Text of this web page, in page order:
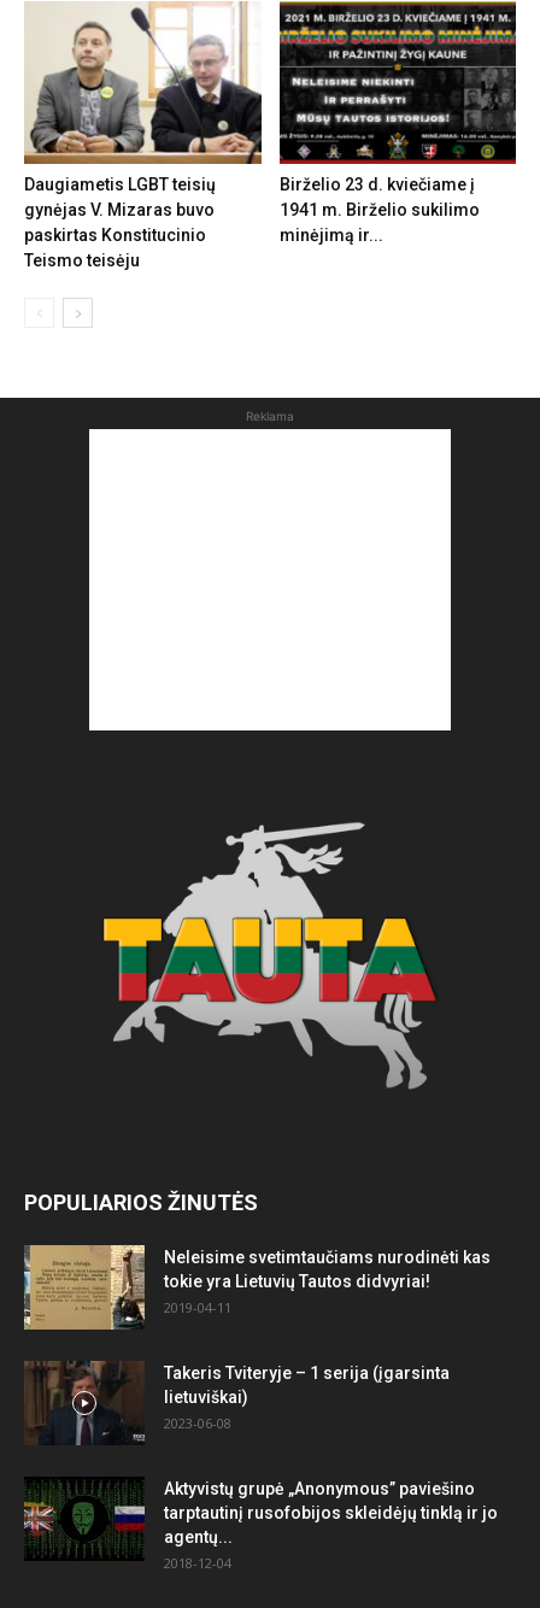
Daugiametis LGBT teisių
gynėjas V. Mizaras buvo
paskirtas Konstitucinio
Teismo teisėju
Birželio 23 d. kviečiame į
1941 m. Birželio sukilimo
minėjimą ir...
Reklama
POPULIARIOS ŽINUTĖS
Neleisime svetimtaučiams nurodinėti kas
tokie yra Lietuvių Tautos didvyriai!
2019-04-11
Takeris Tviteryje – 1 serija (įgarsinta
lietuviškai)
2023-06-08
Aktyvistų grupė „Anonymous” paviešino
tarptautinį rusofobijos skleidėjų tinklą ir jo
agentų...
2018-12-04